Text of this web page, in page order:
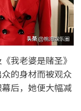
我老婆是赌圣》
的身材而被观众
后，她便大幅减